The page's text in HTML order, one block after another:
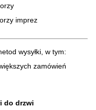
imprez
wysyłki, w tym:
zamówień
do drzwi